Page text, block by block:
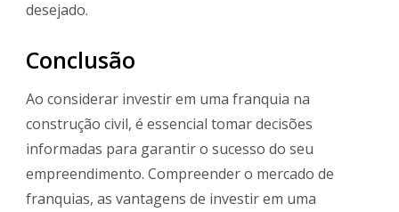
desejado.
Conclusão
Ao considerar investir em uma franquia na
construção civil, é essencial tomar decisões
informadas para garantir o sucesso do seu
empreendimento. Compreender o mercado de
franquias, as vantagens de investir em uma